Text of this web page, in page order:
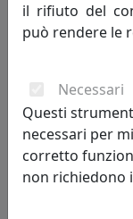
Vesta Home
il rifiuto del
può rendere le
Necessari
Questi
necessari per
corretto
non richiedono